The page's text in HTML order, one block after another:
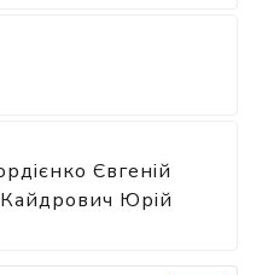
Євгеній
Кайдрович Юрій